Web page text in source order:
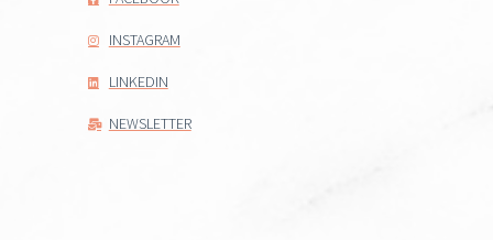
INSTAGRAM
LINKEDIN
NEWSLETTER